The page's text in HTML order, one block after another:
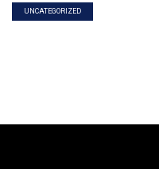
UNCATEGORIZED